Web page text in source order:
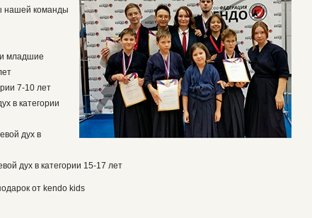
нашей команды
младшие
7-10 лет
в категории
дух в
дух в категории 15-17 лет
от kendo kids